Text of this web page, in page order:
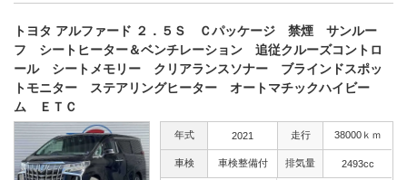
トヨタ アルファード ２．５Ｓ Ｃパッケージ 禁煙 サンルー
フ シートヒーター＆ベンチレーション 追従クルーズコントロ
ール シートメモリー クリアランスソナー ブラインドスポッ
トモニター ステアリングヒーター オートマチックハイビー
ム ＥＴＣ
年式 2021 走行 38000ｋｍ
車検 車検整備付 排気量 2493cc